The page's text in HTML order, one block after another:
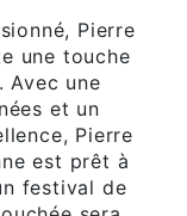
Pierre
une touche
Avec une
et un
Pierre
est prêt à
festival de